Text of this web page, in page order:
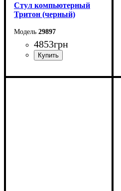
Стул компьютерный
Тритон (черный)
29897
4853грн